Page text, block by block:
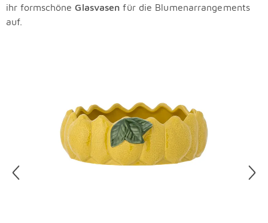
ihr formschöne Glasvasenfür die Blumenarrangements
auf.